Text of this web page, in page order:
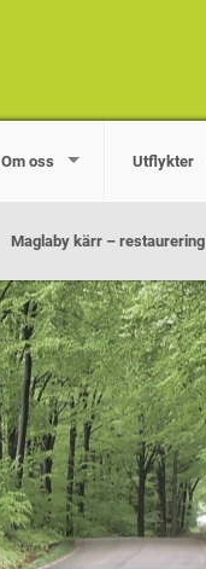
Om oss Utflykter
Maglaby kärr – restaurering